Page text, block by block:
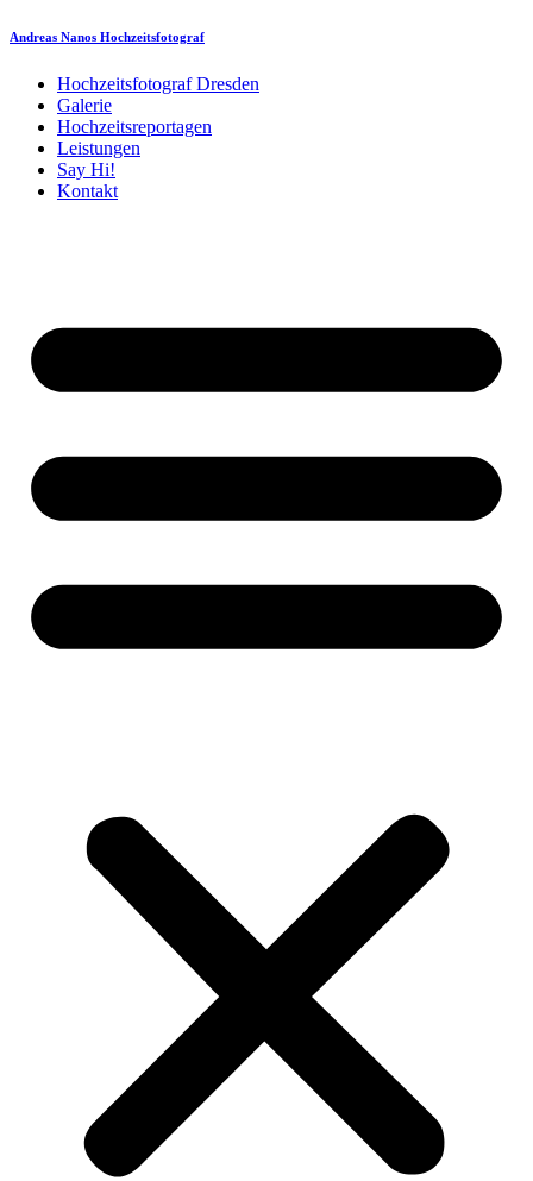
Andreas Nanos Hochzeitsfotograf
Hochzeitsfotograf Dresden
Galerie
Hochzeitsreportagen
Leistungen
Say Hi!
Kontakt